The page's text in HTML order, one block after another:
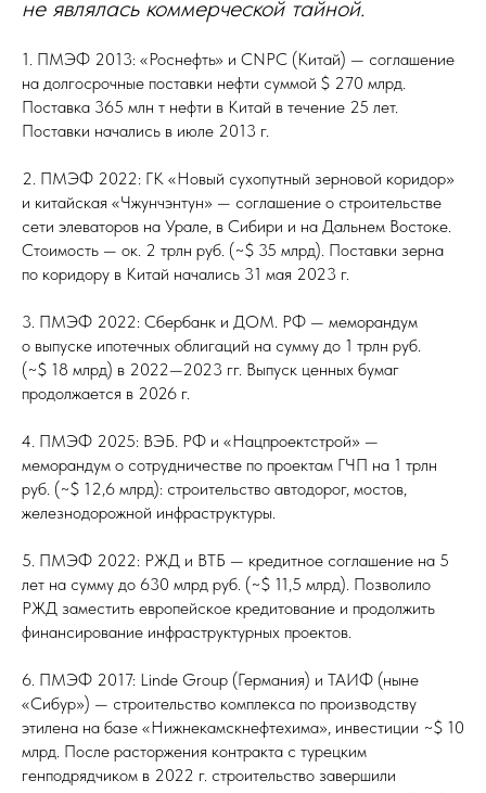
не являлась коммерческой тайной.
1. ПМЭФ 2013: «Роснефть» и CNPC (Китай) — соглашение
на долгосрочные поставки нефти суммой $ 270 млрд.
Поставка 365 млн т нефти в Китай в течение 25 лет.
Поставки начались в июле 2013 г.
2. ПМЭФ 2022: ГК «Новый сухопутный зерновой коридор»
и китайская «Чжунчэнтун» — соглашение о строительстве
сети элеваторов на Урале, в Сибири и на Дальнем Востоке.
Стоимость — ок. 2 трлн руб. (~$ 35 млрд). Поставки зерна
по коридору в Китай начались 31 мая 2023 г.
3. ПМЭФ 2022: Сбербанк и ДОМ. РФ — меморандум
о выпуске ипотечных облигаций на сумму до 1 трлн руб.
(~$ 18 млрд) в 2022—2023 гг. Выпуск ценных бумаг
продолжается в 2026 г.
4. ПМЭФ 2025: ВЭБ. РФ и «Нацпроектстрой» —
меморандум о сотрудничестве по проектам ГЧП на 1 трлн
руб. (~$ 12,6 млрд): строительство автодорог, мостов,
железнодорожной инфраструктуры.
5. ПМЭФ 2022: РЖД и ВТБ — кредитное соглашение на 5
лет на сумму до 630 млрд руб. (~$ 11,5 млрд). Позволило
РЖД заместить европейское кредитование и продолжить
финансирование инфраструктурных проектов.
6. ПМЭФ 2017: Linde Group (Германия) и ТАИФ (ныне
«Сибур») — строительство комплекса по производству
этилена на базе «Нижнекамскнефтехима», инвестиции ~$ 10
млрд. После расторжения контракта с турецким
генподрядчиком в 2022 г. строительство завершили